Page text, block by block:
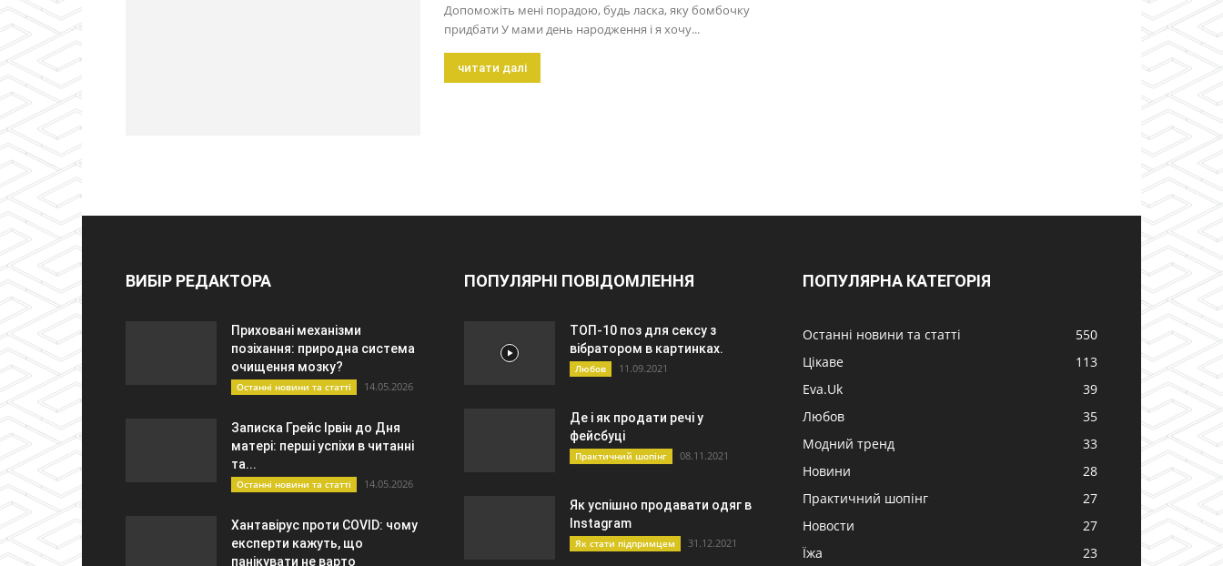
Допоможіть мені порадою, будь ласка, яку бомбочку
придбати У мами день народження і я хочу...
читати далі
ВИБІР РЕДАКТОРА
Приховані механізми
позіхання: природна система
очищення мозку?
Останні новини та статті 14.05.2026
Записка Грейс Ірвін до Дня
матері: перші успіхи в читанні
та...
Останні новини та статті 14.05.2026
Хантавірус проти COVID: чому
експерти кажуть, що
панікувати не варто
ПОПУЛЯРНІ ПОВІДОМЛЕННЯ
ТОП-10 поз для сексу з
вібратором в картинках.
Любов 11.09.2021
Де і як продати речі у
фейсбуці
Практичний шопінг 08.11.2021
Як успішно продавати одяг в
Instagram
Як стати підпримцем 31.12.2021
ПОПУЛЯРНА КАТЕГОРІЯ
Останні новини та статті
550
Цікаве
113
Eva.Uk
39
Любов
35
Модний тренд
33
Новини
28
Практичний шопінг
27
Новости
27
Їжа
23